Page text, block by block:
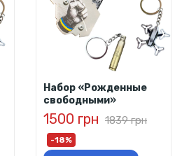
Набор «Рожденные
свободными»
1500 грн 1839 грн
-18%